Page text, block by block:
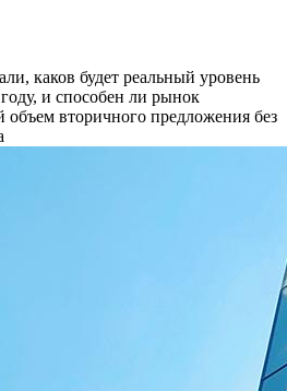
каков будет реальный уровень
и способен ли рынок
объем вторичного предложения без